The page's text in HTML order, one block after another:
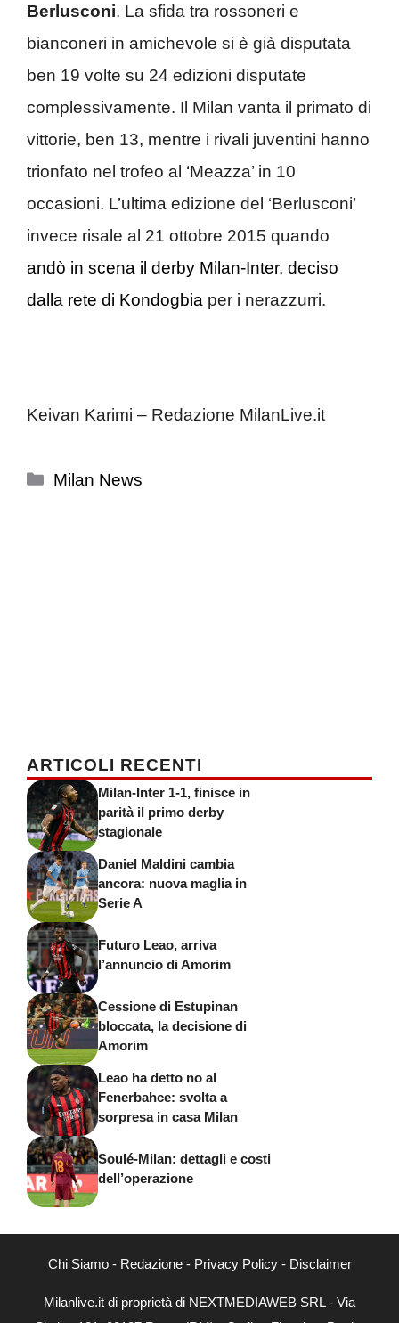
Berlusconi. La sfida tra rossoneri e
bianconeri in amichevole si è già disputata
ben 19 volte su 24 edizioni disputate
complessivamente. Il Milan vanta il primato di
vittorie, ben 13, mentre i rivali juventini hanno
trionfato nel trofeo al ‘Meazza’ in 10
occasioni. L’ultima edizione del ‘Berlusconi’
invece risale al 21 ottobre 2015 quando
andò in scena il derby Milan-Inter, deciso
dalla rete di Kondogbia per i nerazzurri.
Keivan Karimi – Redazione MilanLive.it
Categorie
Milan News
ARTICOLI RECENTI
Milan-Inter 1-1, finisce in
parità il primo derby
stagionale
Daniel Maldini cambia
ancora: nuova maglia in
Serie A
Futuro Leao, arriva
l’annuncio di Amorim
Cessione di Estupinan
bloccata, la decisione di
Amorim
Leao ha detto no al
Fenerbahce: svolta a
sorpresa in casa Milan
Soulé-Milan: dettagli e costi
dell’operazione
Chi Siamo- Redazione- Privacy Policy- Disclaimer
Milanlive.it di proprietà di NEXTMEDIAWEB SRL - Via